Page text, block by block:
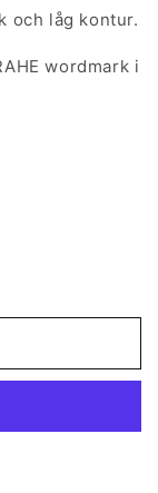
och låg kontur.
wordmark i